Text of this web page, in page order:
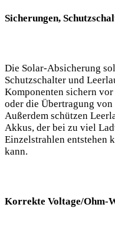
Sicherungen,
Die Solar-Absicherung⁤
Schutzschalter und
Komponenten sichern
oder die Übertragung
Außerdem schützen
Akkus, der bei zu viel
Einzelstrahlen entstehen
kann.
Korrekte ⁣Voltage/Ohm-